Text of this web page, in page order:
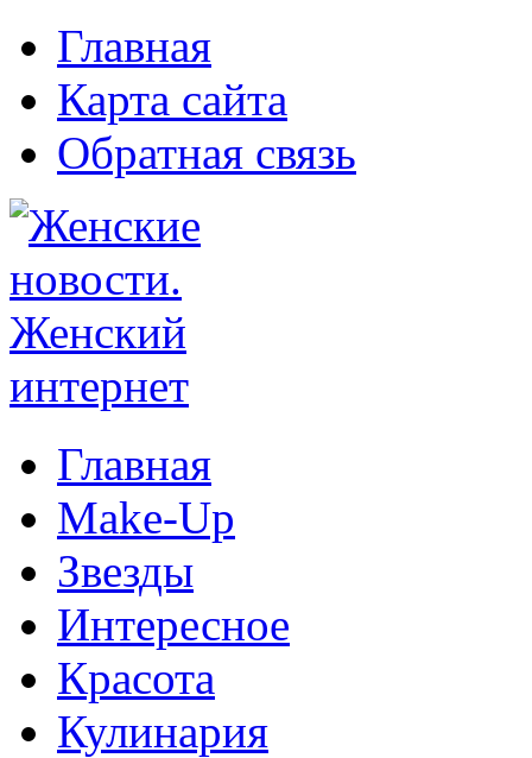
Главная
Карта сайта
Обратная связь
Главная
Make-Up
Звезды
Интересное
Красота
Кулинария